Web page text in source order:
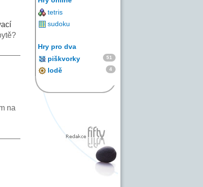
na
tetris
sudoku
Hry pro dva
piškvorky
51
lodě 4